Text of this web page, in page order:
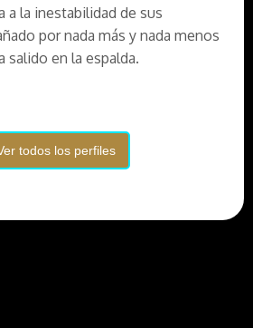
a la inestabilidad de sus
por nada más y nada menos
salido en la espalda.